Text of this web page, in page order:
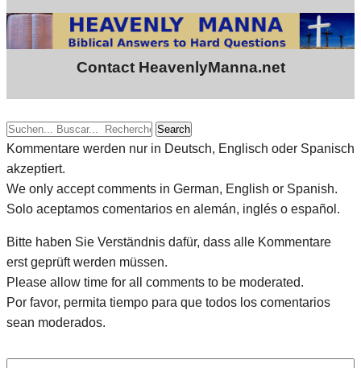
Contact HeavenlyManna.net
Search
Kommentare werden nur in Deutsch, Englisch oder Spanisch
akzeptiert.
We only accept comments in German, English or Spanish.
Solo aceptamos comentarios en alemán, inglés o español.
Bitte haben Sie Verständnis dafür, dass alle Kommentare
erst geprüft werden müssen.
Please allow time for all comments to be moderated.
Por favor, permita tiempo para que todos los comentarios
sean moderados.